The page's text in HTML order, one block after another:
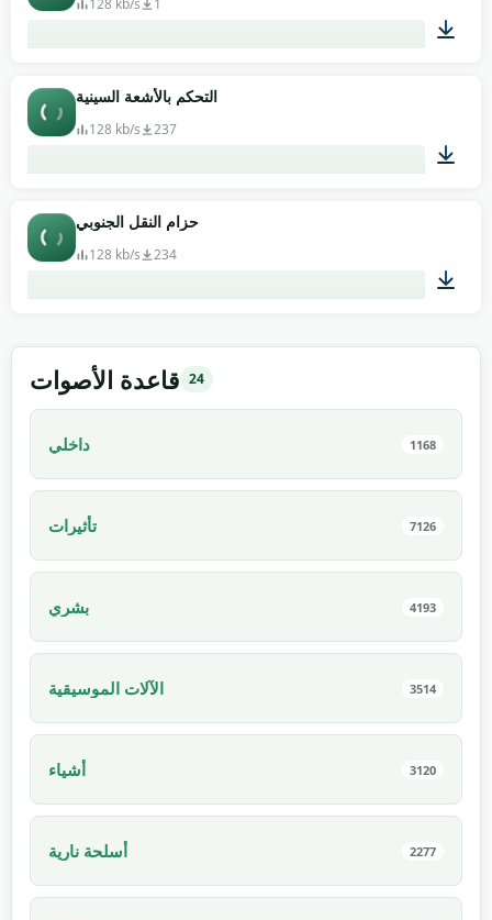
128 kb/s 1
التحكم بالأشعة السينية
128 kb/s 237
حزام النقل الجنوبي
128 kb/s 234
قاعدة الأصوات 24
داخلي 1168
تأثيرات 7126
بشري 4193
الآلات الموسيقية 3514
أشياء 3120
أسلحة نارية 2277